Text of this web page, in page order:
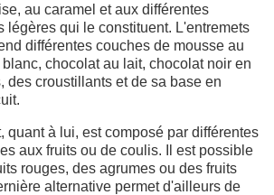
au caramel et aux différentes
légères qui le constituent. L'entremets
différentes couches de mousse au
chocolat au lait, chocolat noir en
des croustillants et de sa base en
quant à lui, est composé par différentes
aux fruits ou de coulis. Il est possible
rouges, des agrumes ou des fruits
alternative permet d'ailleurs de